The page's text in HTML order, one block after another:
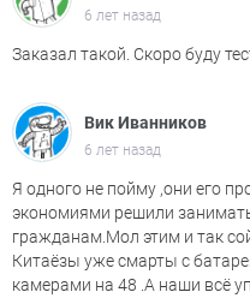
6 лет назад
Заказал такой. Скоро буду
Вик Иванников
6 лет назад
Я одного не пойму ,они его
экономиями решили
гражданам.Мол этим и так
Китаёзы уже смарты с
камерами на 48 .А наши всё